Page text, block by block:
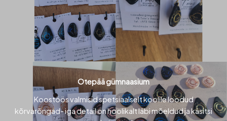
Otepää gümnaasium
Koostöös valmisid spetsiaalselt koolile loodud
kõrvarõngad- iga detail on hoolikalt läbi mõeldud ja käsitsi